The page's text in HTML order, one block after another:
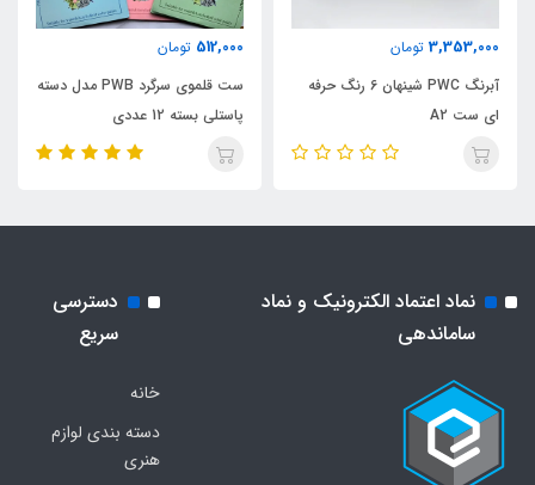
3,353,000 تومان
آبرنگ PWC شینهان 6 رنگ حرفه
ای ست A2
512,000 تومان
ست قلموی سرگرد PWB مدل دسته
پاستلی بسته 12 عددی
نماد اعتماد الکترونیک و نماد
ساماندهی
دسترسی
سریع
خانه
دسته بندی لوازم
هنری